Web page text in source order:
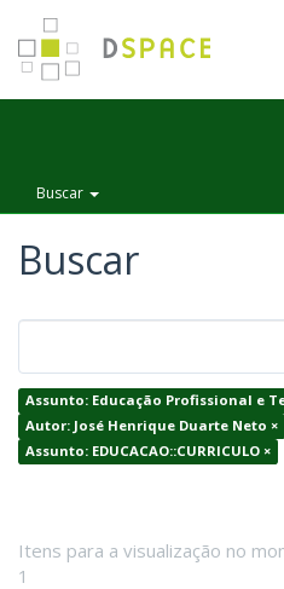
Buscar
Buscar
Assunto: Educação Profissional e
Autor: José Henrique Duarte Neto ×
Assunto: EDUCACAO::CURRICULO ×
Itens para a visualização no
1